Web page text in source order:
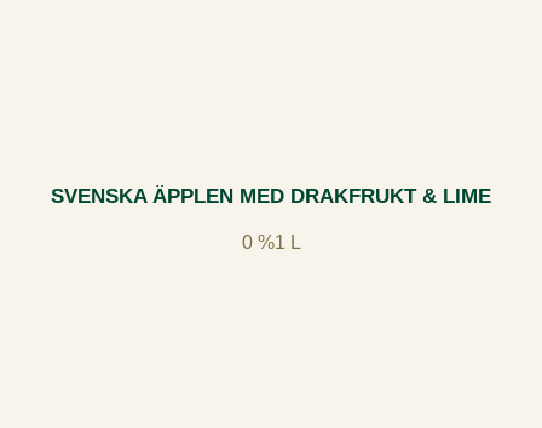
SVENSKA ÄPPLEN MED DRAKFRUKT & LIME
0 %1 L